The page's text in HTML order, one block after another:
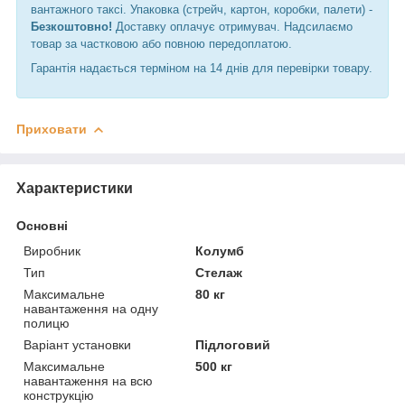
вантажного таксі. Упаковка (стрейч, картон, коробки, палети) -
Безкоштовно! Доставку оплачує отримувач. Надсилаємо
товар за частковою або повною передоплатою.
Гарантія надається терміном на 14 днів для перевірки товару.
Приховати
Характеристики
Основні
Виробник
Колумб
Тип
Стелаж
Максимальне
навантаження на одну
полицю
80 кг
Варіант установки
Підлоговий
Максимальне
навантаження на всю
конструкцію
500 кг